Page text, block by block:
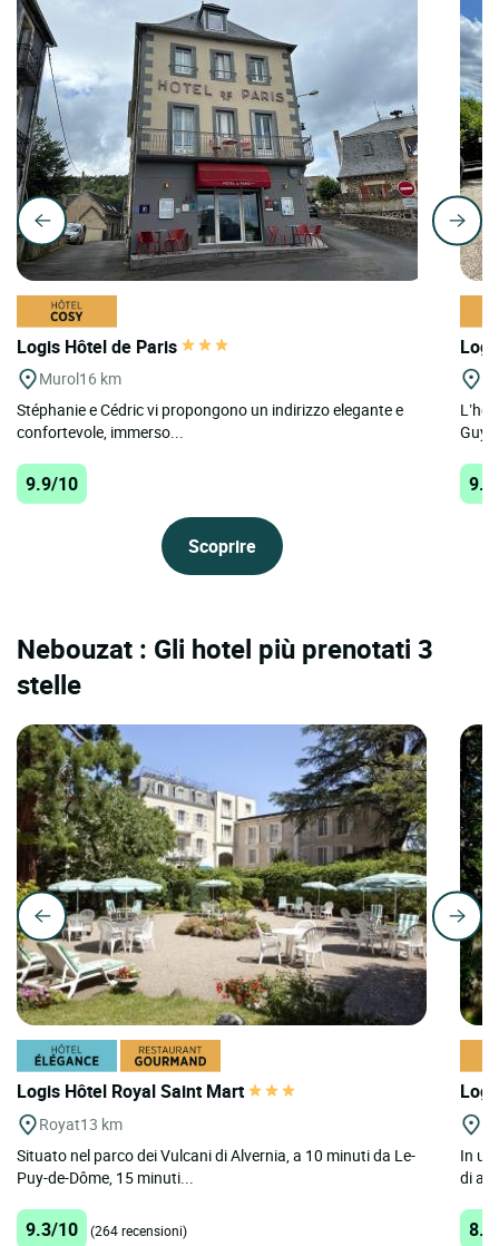
Logis Hôtel de Paris
Murol16 km
Stéphanie e Cédric vi propongono un indirizzo elegante e
confortevole, immerso...
9.9/10
Scoprire
Nebouzat : Gli hotel più prenotati 3
stelle
Logis Hôtel Royal Saint Mart
Royat13 km
Situato nel parco dei Vulcani di Alvernia, a 10 minuti da Le-
Puy-de-Dôme, 15 minuti...
9.3/10 (264 recensioni)
In
di